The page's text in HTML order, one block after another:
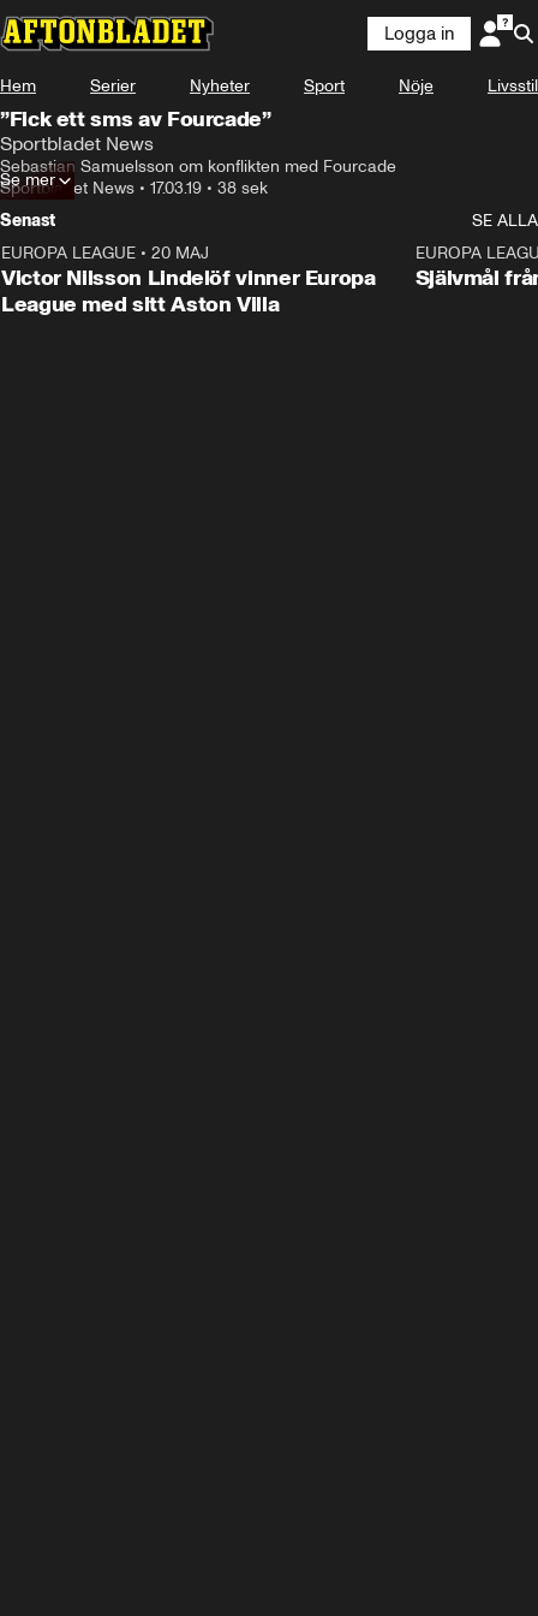
Logga in
Hem Serier Nyheter Sport Nöje Livsstil
”Fick ett sms av Fourcade”
Sportbladet News
Sebastian Samuelsson om konflikten med Fourcade
Sportbladet News • 17.03.19 • 38 sek
Se mer
Senast
SE ALLA
EUROPA LEAGUE • 20 MAJ
Victor Nilsson Lindelöf vinner Europa
League med sitt Aston Villa
EUROPA
Självmål